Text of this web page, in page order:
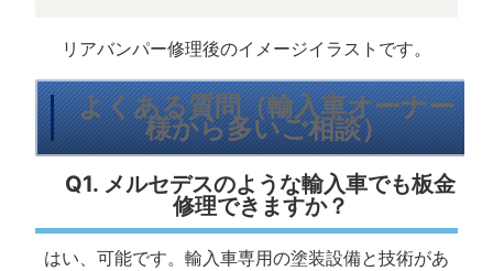
リアバンパー修理後のイメージイラストです。
よくある質問（輸入車オーナー
様から多いご相談）
Q1. メルセデスのような輸入車でも板金
修理できますか？
はい、可能です。輸入車専用の塗装設備と技術があ